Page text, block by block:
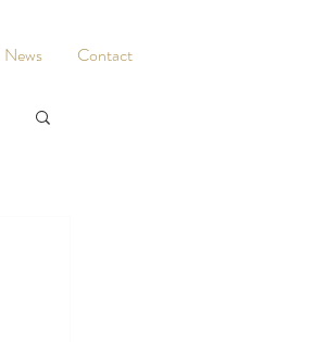
News Contact